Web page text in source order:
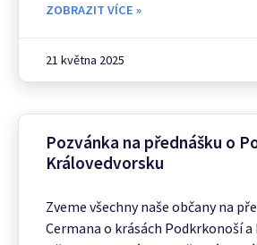
ZOBRAZIT VÍCE »
21 května 2025
Pozvánka na přednášku o
Královedvorsku
Zveme všechny naše občany na
Cermana o krásách Podkrkonoší